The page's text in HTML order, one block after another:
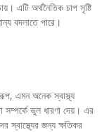
এটি অর্থনৈতিক চাপ সৃষ্টি
বদলাতে পারে।
এমন অনেক স্বাস্থ্য
সম্পর্কে ভুল ধারণা দেয়। এর
স্বাস্থ্যের জন্য ক্ষতিকর